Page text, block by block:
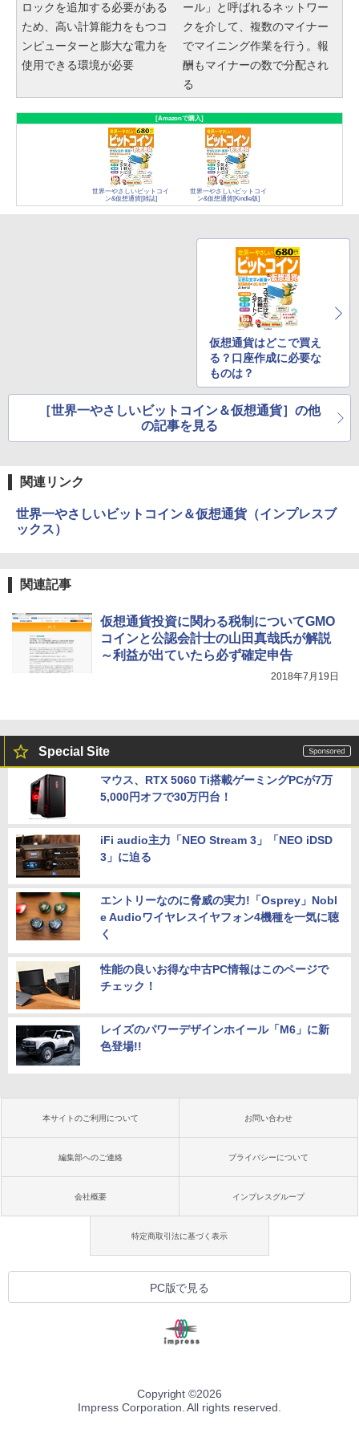
ロックを追加する必要がある
ため、高い計算能力をもつコ
ンピューターと膨大な電力を
使用できる環境が必要
ール」と呼ばれるネットワー
クを介して、複数のマイナー
でマイニング作業を行う。報
酬もマイナーの数で分配され
る
[Amazonで購入]
世界一やさしいビットコイ
ン&仮想通貨[雑誌]
世界一やさしいビットコイ
ン&仮想通貨[Kindle版]
仮想通貨はどこで買え
る？口座作成に必要な
ものは？
［世界一やさしいビットコイン＆仮想通貨］の他
の記事を見る
関連リンク
世界一やさしいビットコイン＆仮想通貨（インプレスブ
ックス）
関連記事
仮想通貨投資に関わる税制についてGMO
コインと公認会計士の山田真哉氏が解説
～利益が出ていたら必ず確定申告
2018年7月19日
Special Site
マウス、RTX 5060 Ti搭載ゲーミングPCが7万
5,000円オフで30万円台！
iFi audio主力「NEO Stream 3」「NEO iDSD
3」に迫る
エントリーなのに脅威の実力!「Osprey」Nobl
e Audioワイヤレスイヤフォン4機種を一気に聴
く
性能の良いお得な中古PC情報はこのページで
チェック！
レイズのパワーデザインホイール「M6」に新
色登場!!
本サイトのご利用について お問い合わせ
編集部へのご連絡 プライバシーについて
会社概要 インプレスグループ
特定商取引法に基づく表示
PC版で見る
Copyright ©2026
Impress Corporation. All rights reserved.